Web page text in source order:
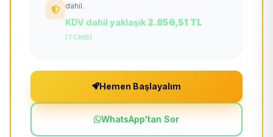
dahil.
KDV dahil yaklaşık 2.856,51 TL
(TCMB)
Hemen Başlayalım
WhatsApp'tan Sor